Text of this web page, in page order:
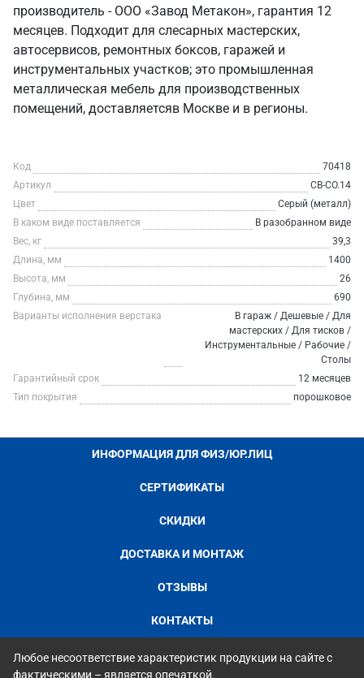
производитель - ООО «Завод Метакон», гарантия 12
месяцев. Подходит для слесарных мастерских,
автосервисов, ремонтных боксов, гаражей и
инструментальных участков; это промышленная
металлическая мебель для производственных
помещений, доставляетсяв Москве и в регионы.
Код
70418
Артикул
СВ-СО.14
Цвет
Серый (металл)
В каком виде поставляется
В разобранном виде
Вес, кг
39,3
Длина, мм
1400
Высота, мм
26
Глубина, мм
690
Варианты исполнения верстака
В гараж / Дешевые / Для
мастерских / Для тисков /
Инструментальные / Рабочие /
Столы
Гарантийный срок
12 месяцев
Тип покрытия
порошковое
ИНФОРМАЦИЯ ДЛЯ ФИЗ/ЮР.ЛИЦ
СЕРТИФИКАТЫ
СКИДКИ
ДОСТАВКА И МОНТАЖ
ОТЗЫВЫ
КОНТАКТЫ
Любое несоответствие характеристик продукции на сайте с
фактическими – является опечаткой.